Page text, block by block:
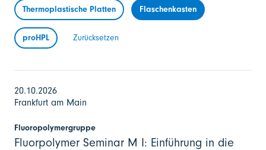
Thermoplastische Platten Flaschenkasten
proHPL Zurücksetzen
20.10.2026
Frankfurt am Main
Fluoropolymergruppe
Fluorpolymer Seminar M I: Einführung in die